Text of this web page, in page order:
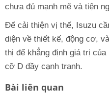
chưa đủ mạnh mẽ và tiện
Để cải thiện vị thế, Isuzu
diện về thiết kế, động cơ,
thị để khẳng định giá trị
cỡ D đầy cạnh tranh.
Bài liên quan